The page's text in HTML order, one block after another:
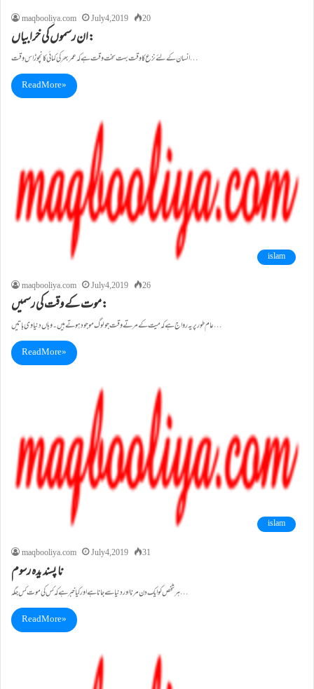
maqbooliya.com
July 4, 2019 20
ان رسموں کی خرابیاں:
انسان کے لئے نزع کا وقت بہت سخت وقت ہے کہ عمر بھر کی کمائی کا نچوڑ اس وقت…
Read More »
islam
maqbooliya.com
July 4, 2019 26
موت کے وقت کی رسمیں:
عام طور پر یہ رواج ہے کہ میت کے مرتے وقت جو لوگ موجود ہوتے ہیں ۔ وہاں دنیاوی باتیں…
Read More »
islam
maqbooliya.com
July 4, 2019 31
نا پسند یدہ رسوم
ہر شخص کو ایک دن مرنا اور دنیا سے جانا ہے اورکیا خبر ہے کہ کس کی موت کس جگہ…
Read More »